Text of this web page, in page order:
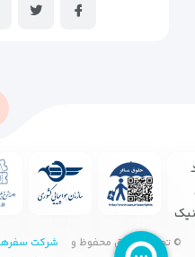
© تمامی حقوق محفوظ و
شرکت